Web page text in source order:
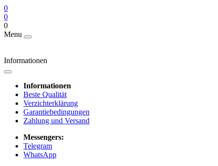
0
0
0
Menu
Informationen
Informationen
Beste Qualität
Verzichterklärung
Garantiebedingungen
Zahlung und Versand
Messengers:
Telegram
WhatsApp